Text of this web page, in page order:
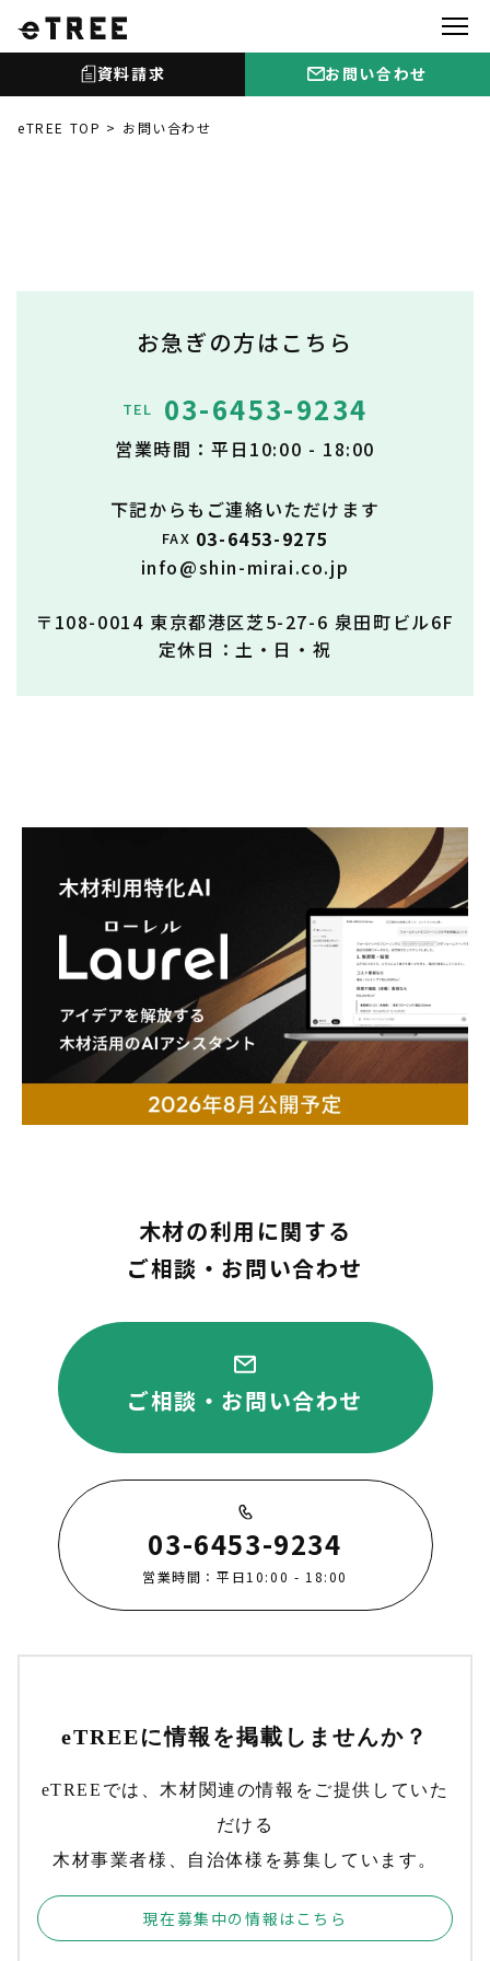
資料請求 お問い合わせ
eTREE TOP お問い合わせ
お急ぎの方はこちら
TEL 03-6453-9234
営業時間：平日10:00 - 18:00
下記からもご連絡いただけます
FAX 03-6453-9275
info@shin-mirai.co.jp
〒108-0014 東京都港区芝5-27-6 泉田町ビル6F
定休日：土・日・祝
木材の利用に関する
ご相談・お問い合わせ
ご相談・お問い合わせ
03-6453-9234
営業時間：平日10:00 - 18:00
eTREEに情報を掲載しませんか？
eTREEでは、木材関連の情報をご提供していた
だける
木材事業者様、自治体様を募集しています。
現在募集中の情報はこちら